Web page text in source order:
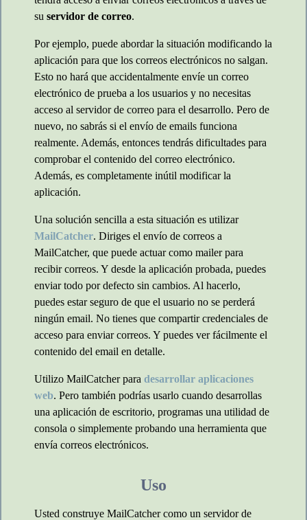
su servidor de correo.
Por ejemplo, puede abordar la situación modificando la
aplicación para que los correos electrónicos no salgan.
Esto no hará que accidentalmente envíe un correo
electrónico de prueba a los usuarios y no necesitas
acceso al servidor de correo para el desarrollo. Pero de
nuevo, no sabrás si el envío de emails funciona
realmente. Además, entonces tendrás dificultades para
comprobar el contenido del correo electrónico.
Además, es completamente inútil modificar la
aplicación.
Una solución sencilla a esta situación es utilizar
MailCatcher. Diriges el envío de correos a
MailCatcher, que puede actuar como mailer para
recibir correos. Y desde la aplicación probada, puedes
enviar todo por defecto sin cambios. Al hacerlo,
puedes estar seguro de que el usuario no se perderá
ningún email. No tienes que compartir credenciales de
acceso para enviar correos. Y puedes ver fácilmente el
contenido del email en detalle.
Utilizo MailCatcher para desarrollar aplicaciones
web. Pero también podrías usarlo cuando desarrollas
una aplicación de escritorio, programas una utilidad de
consola o simplemente probando una herramienta que
envía correos electrónicos.
Uso
Usted construye MailCatcher como un servidor de